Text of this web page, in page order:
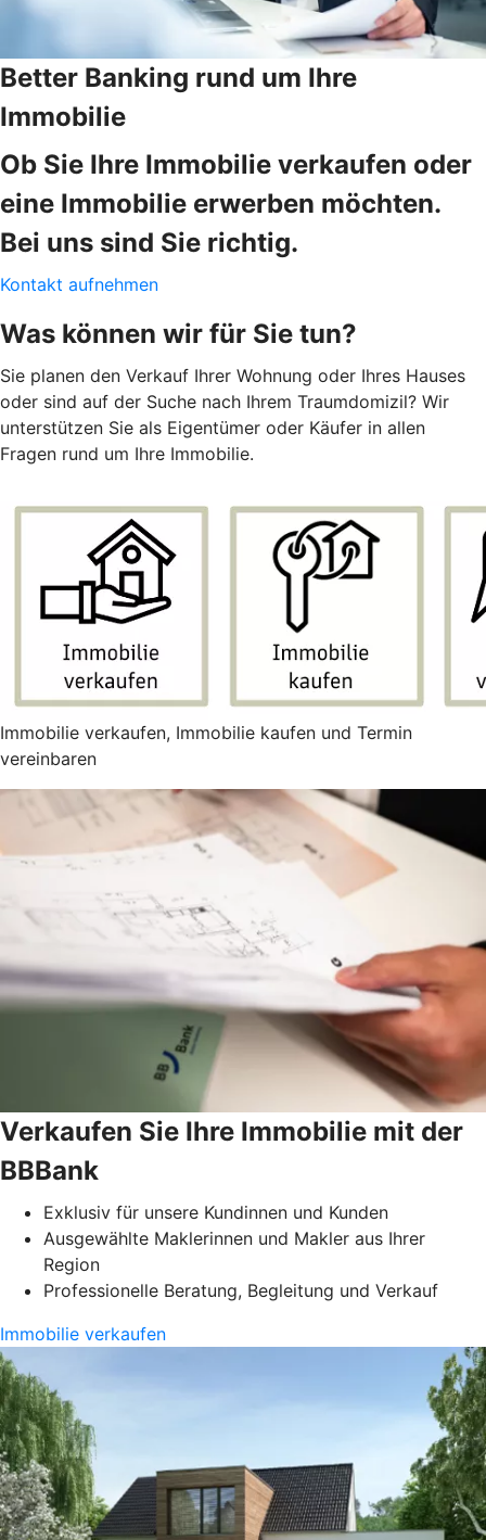
Better Banking rund um Ihre
Immobilie
Ob Sie Ihre Immobilie verkaufen oder
eine Immobilie erwerben möchten.
Bei uns sind Sie richtig.
Kontakt aufnehmen
Was können wir für Sie tun?
Sie planen den Verkauf Ihrer Wohnung oder Ihres Hauses
oder sind auf der Suche nach Ihrem Traumdomizil? Wir
unterstützen Sie als Eigentümer oder Käufer in allen
Fragen rund um Ihre Immobilie.
Immobilie verkaufen, Immobilie kaufen und Termin
vereinbaren
Verkaufen Sie Ihre Immobilie mit der
BBBank
Exklusiv für unsere Kundinnen und Kunden
Ausgewählte Maklerinnen und Makler aus Ihrer
Region
Professionelle Beratung, Begleitung und Verkauf
Immobilie verkaufen